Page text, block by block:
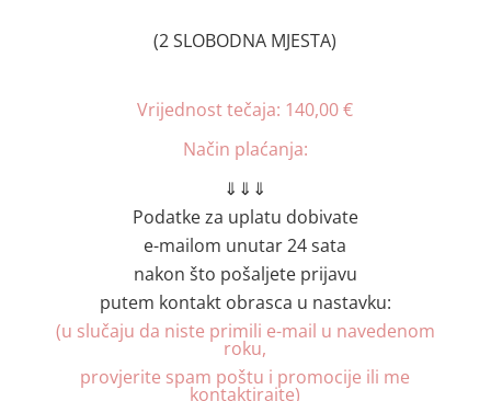
(2 SLOBODNA MJESTA)
Vrijednost tečaja: 140,00 €
Način plaćanja:
⇓⇓⇓
Podatke za uplatu dobivate
e-mailom unutar 24 sata
nakon što pošaljete prijavu
putem kontakt obrasca u nastavku:
(u slučaju da niste primili e-mail u navedenom
roku,
provjerite spam poštu i promocije ili me
kontaktirajte)